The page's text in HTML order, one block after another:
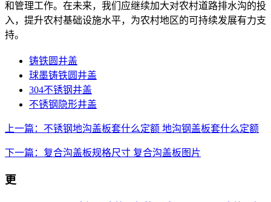
和管理工作。在未来，我们应继续加大对农村道路排水沟的投
入，提升农村基础设施水平，为农村地区的可持续发展有力支
持。
铸铁圆井盖
球墨铸铁圆井盖
304不锈钢井盖
不锈钢隐形井盖
上一篇：不锈钢地沟盖板套什么定额 地沟钢盖板套什么定额
下一篇：复合沟盖板规格尺寸 复合沟盖板图片
更